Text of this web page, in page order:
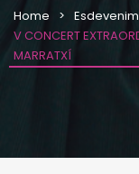
Home
V CONCERT
MARRATXÍ